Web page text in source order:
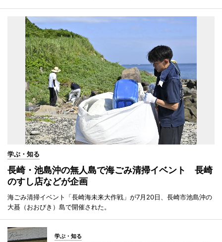
学ぶ・知る
長崎・池島沖の無人島で海ごみ清掃イベント 長崎
のすし店などが企画
海ごみ清掃イベント「長崎海未来大作戦」が7月20日、長崎市池島沖の
大蟇（おおびき）島で開催された。
学ぶ・知る